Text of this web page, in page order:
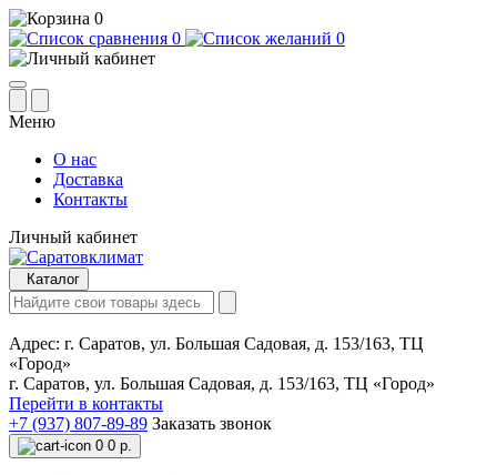
0
0
0
Меню
О нас
Доставка
Контакты
Личный кабинет
Каталог
Адрес: г. Саратов, ул. Большая Садовая, д. 153/163, ТЦ
«Город»
г. Саратов, ул. Большая Садовая, д. 153/163, ТЦ «Город»
Перейти в контакты
+7 (937) 807-89-89 Заказать звонок
0 0 р.